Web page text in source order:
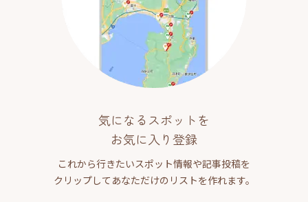
気になるスポットを
お気に入り登録
これから行きたいスポット情報や記事投稿を
クリップしてあなただけのリストを作れます。